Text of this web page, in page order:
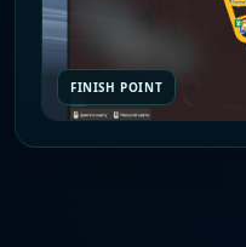
FINISH POINT